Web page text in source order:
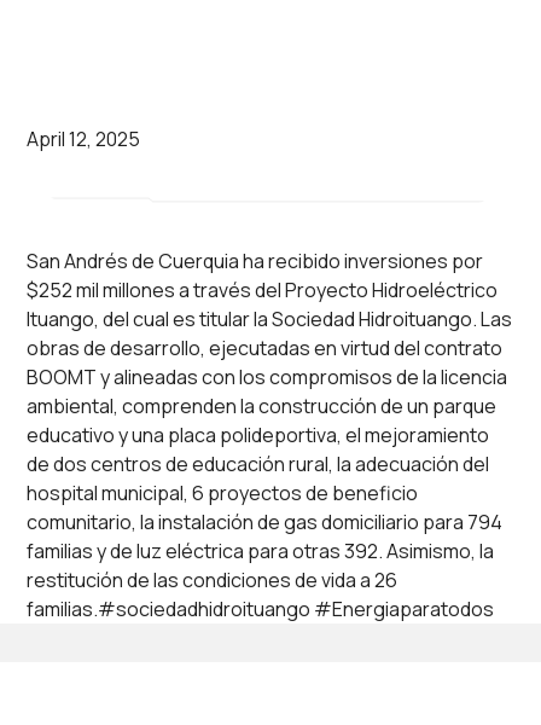
April 12, 2025
San Andrés de Cuerquia ha recibido inversiones por
$252 mil millones a través del Proyecto Hidroeléctrico
Ituango, del cual es titular la Sociedad Hidroituango. Las
obras de desarrollo, ejecutadas en virtud del contrato
BOOMT y alineadas con los compromisos de la licencia
ambiental, comprenden la construcción de un parque
educativo y una placa polideportiva, el mejoramiento
de dos centros de educación rural, la adecuación del
hospital municipal, 6 proyectos de beneficio
comunitario, la instalación de gas domiciliario para 794
familias y de luz eléctrica para otras 392. Asimismo, la
restitución de las condiciones de vida a 26
familias.#sociedadhidroituango #Energiaparatodos